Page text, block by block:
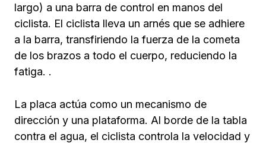
largo) a una barra de control en manos del
ciclista. El ciclista lleva un arnés que se adhiere
a la barra, transfiriendo la fuerza de la cometa
de los brazos a todo el cuerpo, reduciendo la
fatiga. .
La placa actúa como un mecanismo de
dirección y una plataforma. Al borde de la tabla
contra el agua, el ciclista controla la velocidad y